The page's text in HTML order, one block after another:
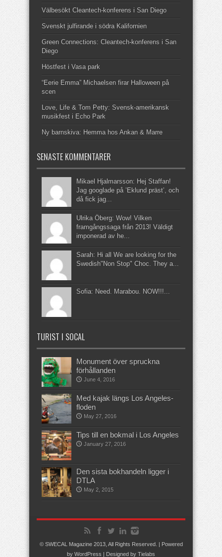
Välbesökt Cleantech-konferens i San Diego
Svenskt julfirande i södra Kalifornien
Green Connections: Cleantech-konferens i San
Diego
Höstfest i Vasa park
“Eerie Emma” Michaelsen firar Halloween på
scen
Love, Life & Tom Petty: Svensk-amerikansk
musikfest i Echo Park
Ny barnskiva: Hemma hos Ankan & Marre
SENASTE KOMMENTARER
Mikael Hjalmarsson: Hej Staffan!
Jag googlade på ’Eklund präst’, och
då fick jag...
Ulrika Öberg: Wow! Vilken
framgångssaga från 2013! Väldigt
imponerad av he...
Sarah: Hi all We are looking for the
Swedish"Non Stop" Choc. They a...
Sofia: Need. Marabou. NOW!!!...
TURIST I SOCAL
Monument över spruckna
förhållanden
June 4, 2016
Med kajak längs Los Angeles-
floden
May 27, 2016
Tips till en bokmal i Los Angeles
January 27, 2016
Den sista bokhandeln ligger i
DTLA
May 2, 2015
© SWECAL Magazine 2013, All Rights Reserved. | Powered
by WordPress | Designed by Tielabs